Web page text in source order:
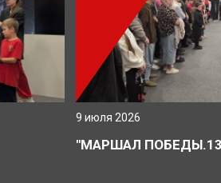
9 июля 2026
"МАРШАЛ